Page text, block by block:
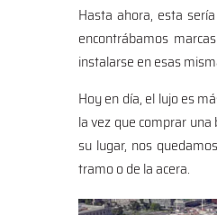
Hasta ahora, esta sería
encontrábamos
instalarse en esas
Hoy en día, el lujo es
la vez que comprar
su lugar, nos
tramo o de la acera.